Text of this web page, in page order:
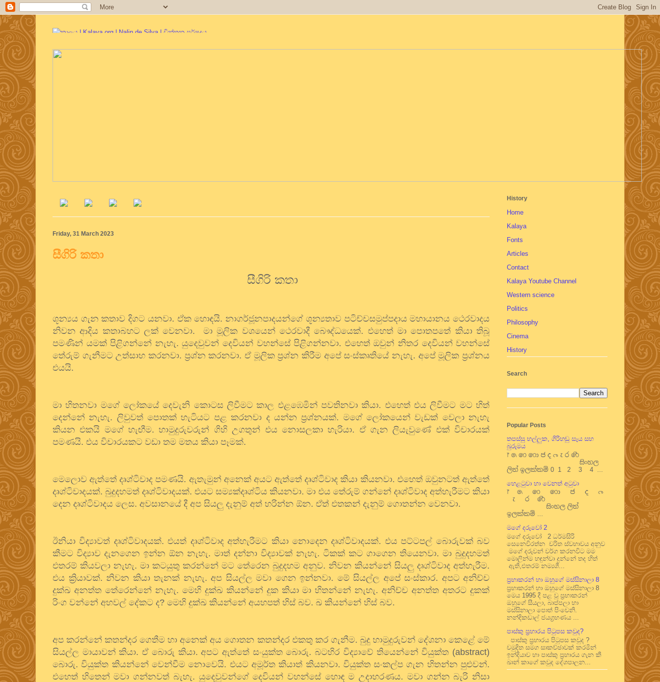
Friday, 31 March 2023
සීගිරි කතා
සීගිරි කතා
ශූන්‍යය ගැන කතාව දිගට යනවා. ඒක හොඳයි.නාගර්ජූනපාදයන්ගේ ශූන්‍යතාව පටිච්චසමුප්පදාය මහායානය ථෙරවාදය
නිවන ආදිය කතාබහට ලක් වෙනවා. මා මූලික වශයෙන් ථෙරවාදී බෞද්ධයෙක්. එහෙත් මා පොතපතේ කියා තිබූ
පමණින් යමක් පිළිගන්නේ නැහැ.යුදෙවුවන් දෙවියන් වහන්සේ පිළිගන්නවා. එහෙත් ඔවුන් නිතර දෙවියන් වහන්සේ
තේරුම් ගැනීමට උත්සාහ කරනවා. ප්‍රශ්න කරනවා.ඒ මූලික ප්‍රශ්න කිරීම අපේ සංස්කෘතියේ නැහැ. අපේ මූලික ප්‍රශ්නය
එයයි.
මා හිතනවා මගේ ලෝකයේ දෙවැනි කොටස ලිවීමට කාල එළඹෙමින් පවතිනවා කියා. එහෙත් එය ලිවීමට මට හිත්
දෙන්නේ නැහැ. ලිවුවත් පොතක් හැටියට පළ කරනවා ද යන්න ප්‍රශ්නයක්. මගේ ලෝකයෙන් වැඩක් වෙලා නැහැ
කියන එකයි මගේ හැඟීම.හාමුදුරුවරුන් ගිහි උගතුන් එය නොසලකා හැරියා. ඒ ගැන ලියැවුණේ එක් විචාරයක්
පමණයි. එය විචාරයකට වඩා තම මතය කියා පෑමක්.
මෙලොව ඇත්තේ දෘශ්ටිවාද පමණයි. ඇතැමුන් අනෙක් අයට ඇත්තේ දෘශ්ටිවාද කියා කියනවා. එහෙත් ඔවුනටත් ඇත්තේ
දෘශ්ටිවාදයක්. බුදුදහමත් දෘශ්ටිවාදයක්. එයට සම්‍යක්දෘශ්ටිය කියනවා. මා එය තේරුම් ගන්නේ දෘශ්ටිවාද අත්හැරීමට කියා
දෙන දෘශ්ටිවාදය ලෙස. අවසානයේ දී අප සියලු දැනුම් අත් හරින්න ඕන. ඒත් එතකන් දැනුම් ගොතන්න වෙනවා.
ඊනියා විද්‍යාවත් දෘශ්ටිවාදයක්.එයත් දෘශ්ටිවාද අත්හැරීමට කියා නොදෙන දෘශ්ටිවාදයක්. එය පට්ටපල් බොරුවක් බව
කීමට විද්‍යාව දැනගෙන ඉන්න ඕන නැහැ. මාත් දන්නා විද්‍යාවක් නැහැ. ටිකක් කට ගාගෙන තියෙනවා. මා බුදුදහමත්
එතරම් කියවලා නැහැ. මා කටයුතු කරන්නේ මට තේරෙන බුදුදහම අනුව. නිවන කියන්නේ සියලු දෘශ්ටිවාද අත්හැරීම.
එය ක්‍රියාවක්. නිවන කියා තැනක් නැහැ. අප සියල්ල මවා ගෙන ඉන්නවා. මේ සියල්ල අපේ සංස්කාර. අපට අනිච්ච
දුක්ඛ අනත්ත තේරෙන්නේ නැහැ. මෙහි දුක්ඛ කියන්නේ දුක කියා මා හිතන්නේ නැහැ.අනිච්ච අනත්ත අතරට දුකක්
රිංග වන්නේ අහවල් දේකට ද? මෙහි දුක්ඛ කියන්නේ අයහපත් හිස් බව. ඛ කියන්නේ හිස් බව.
අප කරන්නේ කතන්දර ගෙතීම හා අනෙක් අය ගොතන කතන්දර එකතු කර ගැනීම. බුදු හාමුදුරුවන් දේශනා කෙළේ මේ
සියල්ල මායාවන් කියා.ඒ බොරු කියා.අපට ඇත්තේ සංයුක්ත බොරු.බටහිර විද්‍යාවේ තියෙන්නේ වියුක්ත (abstract)
බොරු.වියුක්ත කියන්නේ වෙන්වීම නොවෙයි. එයට අමූර්ත කියාත් කියනවා. වියුක්ත සංකල්ප ගැන හිතන්න පුළුවන්.
එහෙත් හිතෙන් මවා ගන්නවත් බැහැ. යුදෙවුවන්ගේ දෙවියන් වහන්සේ හොඳ ම උදාහරණය. මවා ගන්න බැරි නිසා
History
Home
Kalaya
Fonts
Articles
Contact
Kalaya Youtube Channel
Western science
Politics
Philosophy
Cinema
History
Search
Popular Posts
තපස්සු භල්ලුක, ගිරිහඬු සෑය සහ
බුරුමය
෦ ෧ ෨ ෩ ෪ ෫ ෬ ෭ ෮ ෯
සිංහල
ලිත් ඉලක්කම් 0 1 2 3 4 ...
හෙළටුවා හා වෙනත් අටුවා
෦ ෧ ෨ ෩ ෪ ෫ ෬
෭ ෮ ෯
සිංහල ලිත්
ඉලක්කම් ...
මගේ දරුවෝ 2
මගේ දරුවෝ 2 ධර්මසිරි
සෙනෙවිරත්න චරිත ස්වභාවය අනුව
මගේ දරුවන් වර්ග කරනවිට මම
මොලින්ම හඳුන්වා දුන්නේ තද හිත්
ඇති,එතරම් නම්‍යශී...
ප්‍රභාකරන් හා ඔහුගේ මස්සිනාලා 8
ප්‍රභාකරන් හා ඔහුගේ මස්සිනාලා 8
මෙය 1995 දී පළ වූ ප්‍රභාකරන්
ඔහුගේ සීයලා, බාප්පලා හා
මස්සිනාලා පොත් පිංචෙනි.
නන්දිකඩාල් ජයග්‍රහණය ...
පාස්කු ප්‍රහාරය පිටුපස කවුද?
පාස්කු ප්‍රහාරය පිටුපස කවුද ?
චමුදිත සමග සාකච්ඡාවක් කරමින්
ඉන්දියාව හා පාස්කු ප්‍රහාරය ගැන කී
ඛාන් කාගේ කවුද දේශපාලන...